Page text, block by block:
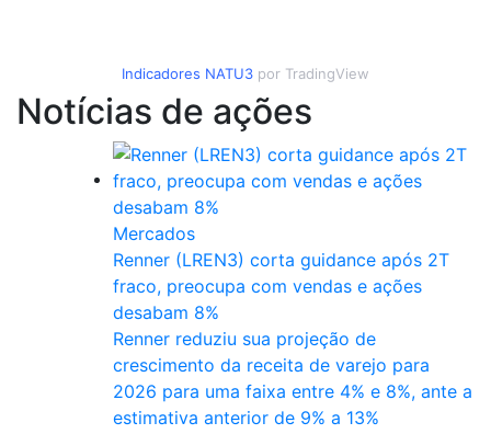
Indicadores NATU3 por TradingView
Notícias de ações
Mercados
Renner (LREN3) corta guidance após 2T
fraco, preocupa com vendas e ações
desabam 8%
Renner reduziu sua projeção de
crescimento da receita de varejo para
2026 para uma faixa entre 4% e 8%, ante a
estimativa anterior de 9% a 13%